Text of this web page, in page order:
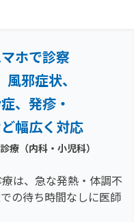
ホで診察
邪症状、
、 発疹・
幅広く対応
療（内科・小児科）
は、急な発熱・体調不
の待ち時間なしに医師